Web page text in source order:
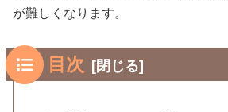
が難しくなります。
目次